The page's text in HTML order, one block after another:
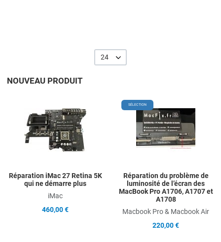
24
NOUVEAU PRODUIT
Add to Wishlist
Add to Compare
Quick View
Réparation iMac 27 Retina 5K
qui ne démarre plus
iMac
460,00 €
SÉLECTION
Réparation du problème de
luminosité de l’écran des
MacBook Pro A1706, A1707 et
A1708
Macbook Pro & Macbook Air
220,00 €